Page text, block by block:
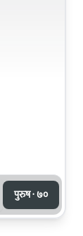
पुरुष · ७०